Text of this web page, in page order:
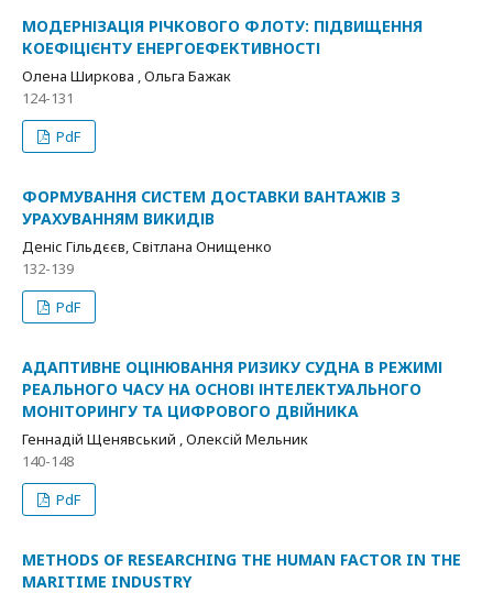
МОДЕРНІЗАЦІЯ РІЧКОВОГО ФЛОТУ: ПІДВИЩЕННЯ
КОЕФІЦІЄНТУ ЕНЕРГОЕФЕКТИВНОСТІ
Олена Ширкова , Ольга Бажак
124-131
PdF
ФОРМУВАННЯ СИСТЕМ ДОСТАВКИ ВАНТАЖІВ З
УРАХУВАННЯМ ВИКИДІВ
Деніс Гільдєєв, Світлана Онищенко
132-139
PdF
АДАПТИВНЕ ОЦІНЮВАННЯ РИЗИКУ СУДНА В РЕЖИМІ
РЕАЛЬНОГО ЧАСУ НА ОСНОВІ ІНТЕЛЕКТУАЛЬНОГО
МОНІТОРИНГУ ТА ЦИФРОВОГО ДВІЙНИКА
Геннадій Щенявський , Олексій Мельник
140-148
PdF
METHODS OF RESEARCHING THE HUMAN FACTOR IN THE
MARITIME INDUSTRY